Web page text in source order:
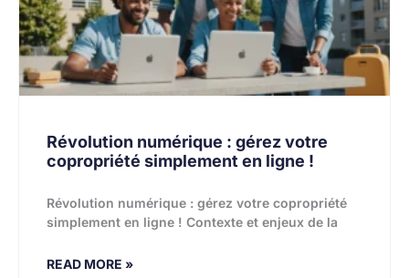
Révolution numérique : gérez votre
copropriété simplement en ligne !
Révolution numérique : gérez votre copropriété
simplement en ligne ! Contexte et enjeux de la
READ MORE »